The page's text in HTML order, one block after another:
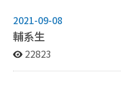
2021-09-08
輔系生
22823